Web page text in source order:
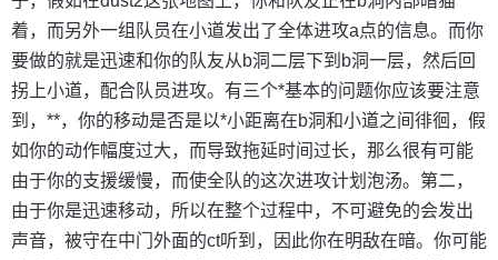
着，而另外一组队员在小道发出了全体进攻a点的信息。而你
要做的就是迅速和你的队友从b洞二层下到b洞一层，然后回
拐上小道，配合队员进攻。有三个*基本的问题你应该要注意
到，**，你的移动是否是以*小距离在b洞和小道之间徘徊，假
如你的动作幅度过大，而导致拖延时间过长，那么很有可能
由于你的支援缓慢，而使全队的这次进攻计划泡汤。第二，
由于你是迅速移动，所以在整个过程中，不可避免的会发出
声音，被守在中门外面的ct听到，因此你在明敌在暗。你可能